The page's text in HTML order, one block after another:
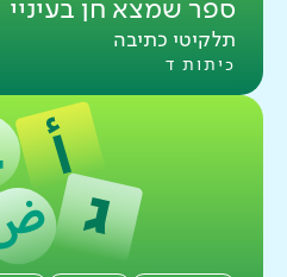
ספר שמצא חן בעיניי
תלקיטי כתיבה
כיתות ד